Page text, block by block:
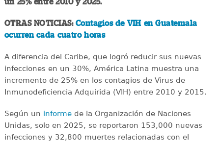
un 25% entre 2010 y 2025.
OTRAS NOTICIAS: Contagios de VIH en Guatemala
ocurren cada cuatro horas
A diferencia del Caribe, que logró reducir sus nuevas
infecciones en un 30%, América Latina muestra una
incremento de 25% en los contagios de Virus de
Inmunodeficiencia Adquirida (VIH) entre 2010 y 2015.
Según un informede la Organización de Naciones
Unidas, solo en 2025, se reportaron 153,000 nuevas
infecciones y 32,800 muertes relacionadas con el